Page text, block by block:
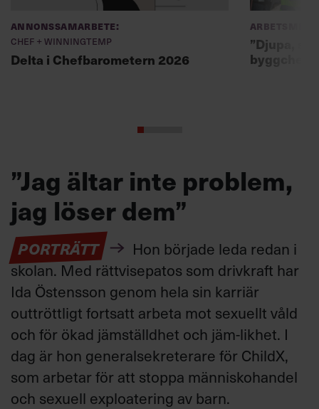
Annonssamarbete:
Chef + Winningtemp
Delta i Chefbarometern 2026
Arbetsmiljö
”Djupa,
”Jag ältar inte problem,
jag löser dem”
PORTRÄTT
Hon började leda redan i
skolan. Med rättvisepatos som drivkraft har
Ida Östensson genom hela sin karriär
outtröttligt fortsatt arbeta mot sexuellt våld
och för ökad jämställdhet och jäm-likhet. I
dag är hon generalsekreterare för ChildX,
som arbetar för att stoppa människohandel
och sexuell exploatering av barn.